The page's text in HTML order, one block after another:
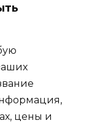
цены и